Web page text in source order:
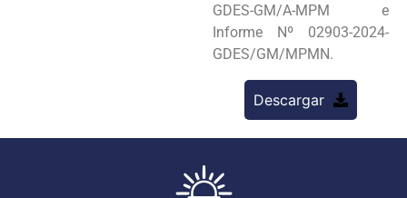
GDES-GM/A-MPM e
Informe Nº 02903-2024-
GDES/GM/MPMN.
Descargar